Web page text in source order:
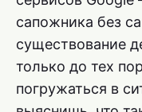
сапожника без
существование
только до тех
погружаться в